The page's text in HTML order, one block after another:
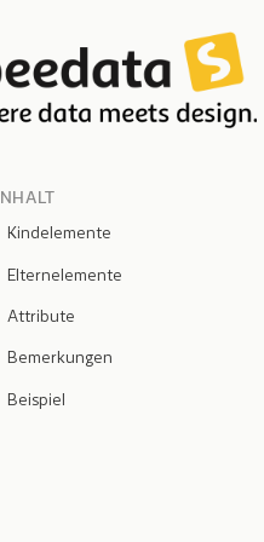
INHALT
Kindelemente
Elternelemente
Attribute
Bemerkungen
Beispiel